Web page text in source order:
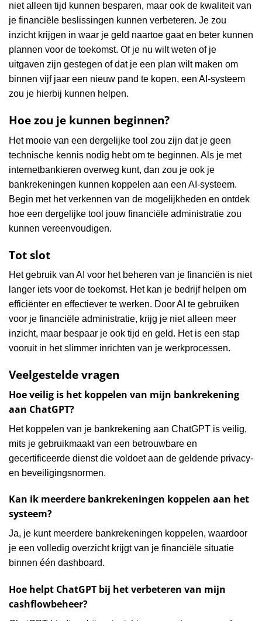
niet alleen tijd kunnen besparen, maar ook de kwaliteit van
je financiële beslissingen kunnen verbeteren. Je zou
inzicht krijgen in waar je geld naartoe gaat en beter kunnen
plannen voor de toekomst. Of je nu wilt weten of je
uitgaven zijn gestegen of dat je een plan wilt maken om
binnen vijf jaar een nieuw pand te kopen, een AI-systeem
zou je hierbij kunnen helpen.
Hoe zou je kunnen beginnen?
Het mooie van een dergelijke tool zou zijn dat je geen
technische kennis nodig hebt om te beginnen. Als je met
internetbankieren overweg kunt, dan zou je ook je
bankrekeningen kunnen koppelen aan een AI-systeem.
Begin met het verkennen van de mogelijkheden en ontdek
hoe een dergelijke tool jouw financiële administratie zou
kunnen vereenvoudigen.
Tot slot
Het gebruik van AI voor het beheren van je financiën is niet
langer iets voor de toekomst. Het kan je bedrijf helpen om
efficiënter en effectiever te werken. Door AI te gebruiken
voor je financiële administratie, krijg je niet alleen meer
inzicht, maar bespaar je ook tijd en geld. Het is een stap
vooruit in het slimmer inrichten van je werkprocessen.
Veelgestelde vragen
Hoe veilig is het koppelen van mijn bankrekening
aan ChatGPT?
Het koppelen van je bankrekening aan ChatGPT is veilig,
mits je gebruikmaakt van een betrouwbare en
gecertificeerde dienst die voldoet aan de geldende privacy-
en beveiligingsnormen.
Kan ik meerdere bankrekeningen koppelen aan het
systeem?
Ja, je kunt meerdere bankrekeningen koppelen, waardoor
je een volledig overzicht krijgt van je financiële situatie
binnen één dashboard.
Hoe helpt ChatGPT bij het verbeteren van mijn
cashflowbeheer?